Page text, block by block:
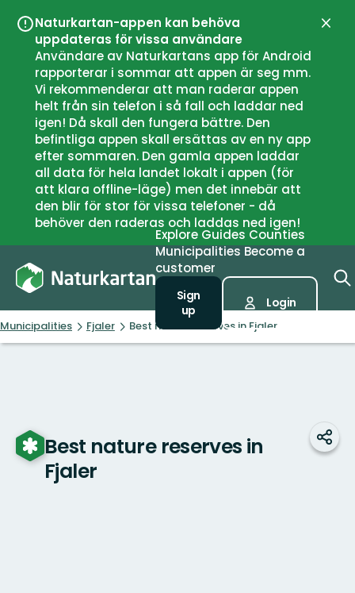
Naturkartan-appen kan behöva
uppdateras för vissa användare
Användare av Naturkartans app för Android
rapporterar i sommar att appen är seg mm.
Vi rekommenderar att man raderar appen
helt från sin telefon i så fall och laddar ned
igen! Då skall den fungera bättre. Den
befintliga appen skall ersättas av en ny app
efter sommaren. Den gamla appen laddar
all data för hela landet lokalt i appen (för
att klara offline-läge) men det innebär att
den blir för stor för vissa telefoner - då
behöver den raderas och laddas ned igen!
Close
Explore Guides Counties
Municipalities Become a
customer
Sign
up
Login
Municipalities Fjaler Best nature reserves in Fjaler
Best nature reserves in
Fjaler